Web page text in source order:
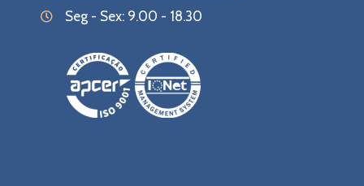
Seg - Sex: 9.00 - 18.30